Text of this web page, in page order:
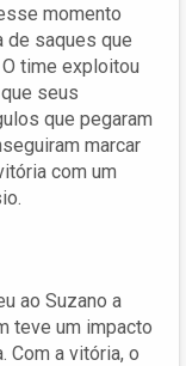
momento
de saques que
time exploitou
seus
que pegaram
marcar
com um
ao Suzano a
teve um impacto
Com a vitória, o